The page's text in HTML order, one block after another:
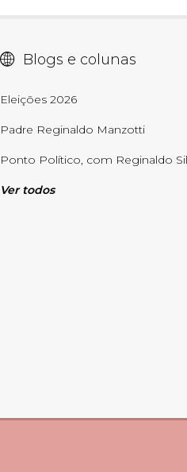
Blogs e colunas
Eleições 2026
Padre Reginaldo Manzotti
Ponto Político, com Reginaldo
Ver todos